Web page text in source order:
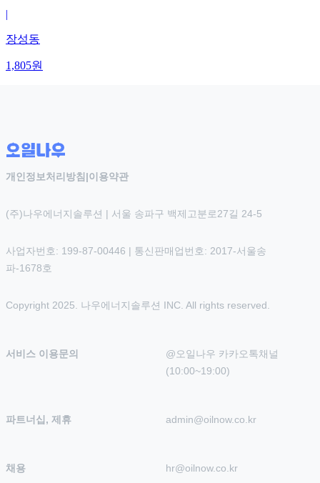
|
장성동
1,805원
개인정보처리방침 |이용약관
(주)나우에너지솔루션 | 서울 송파구 백제고분로27길 24-5
사업자번호: 199-87-00446 | 통신판매업번호: 2017-서울송
파-1678호
Copyright 2025. 나우에너지솔루션 INC. All rights reserved.
서비스 이용문의
@오일나우 카카오톡채널
(10:00~19:00)
파트너십, 제휴 admin@oilnow.co.kr
채용 hr@oilnow.co.kr